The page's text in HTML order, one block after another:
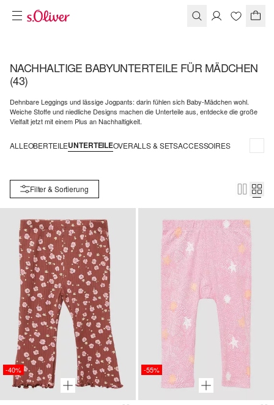
NACHHALTIGE BABYUNTERTEILE FÜR MÄDCHEN
(43)
Dehnbare Leggings und lässige Jogpants: darin fühlen sich Baby-Mädchen wohl.
Weiche Stoffe und niedliche Designs machen die Unterteile aus, entdecke die große
Vielfalt jetzt mit einem Plus an Nachhaltigkeit.
ALLEOBERTEILEUNTERTEILEOVERALLS & SETSACCESSOIRES
Filter & Sortierung
-40% -55%